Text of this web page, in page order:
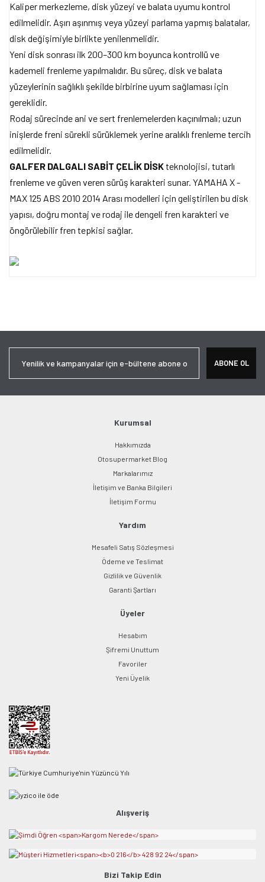
Kaliper merkezleme, disk yüzeyi ve balata uyumu kontrol
edilmelidir. Aşırı aşınmış veya yüzeyi parlama yapmış balatalar,
disk değişimiyle birlikte yenilenmelidir.
Yeni disk sonrası ilk 200–300 km boyunca kontrollü ve
kademeli frenleme yapılmalıdır. Bu süreç, disk ve balata
yüzeylerinin sağlıklı şekilde birbirine uyum sağlaması için
gereklidir.
Rodaj sürecinde ani ve sert frenlemelerden kaçınılmalı; uzun
inişlerde freni sürekli sürüklemek yerine aralıklı frenleme tercih
edilmelidir.
GALFER DALGALI SABİT ÇELİK DİSKteknolojisi, tutarlı
frenleme ve güven veren sürüş karakteri sunar. YAMAHA X -
MAX 125 ABS 2010 2014 Arası modelleri için geliştirilen bu disk
yapısı, doğru montaj ve rodaj ile dengeli fren karakteri ve
öngörülebilir fren tepkisi sağlar.
Ürün açıklamasında eksik bilgiler bulunuyor.
Bu ürüne benzer farklı alternatifler olmalı.
Gönder
ABONE OL
Kurumsal
Hakkımızda
Otosupermarket Blog
Markalarımız
İletişim ve Banka Bilgileri
İletişim Formu
Yardım
Mesafeli Satış Sözleşmesi
Ödeme ve Teslimat
Gizlilik ve Güvenlik
Garanti Şartları
Üyeler
Hesabım
Şifremi Unuttum
Favoriler
Yeni Üyelik
Alışveriş
Bizi Takip Edin